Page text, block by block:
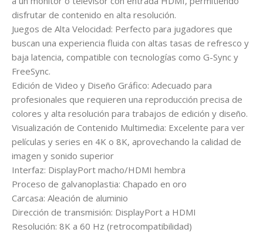
disfrutar de contenido en alta resolución.
Juegos de Alta Velocidad: Perfecto para jugadores que
buscan una experiencia fluida con altas tasas de refresco y
baja latencia, compatible con tecnologías como G-Sync y
FreeSync.
Edición de Video y Diseño Gráfico: Adecuado para
profesionales que requieren una reproducción precisa de
colores y alta resolución para trabajos de edición y diseño.
Visualización de Contenido Multimedia: Excelente para ver
películas y series en 4K o 8K, aprovechando la calidad de
imagen y sonido superior
Interfaz: DisplayPort macho/HDMI hembra
Proceso de galvanoplastia: Chapado en oro
Carcasa: Aleación de aluminio
Dirección de transmisión: DisplayPort a HDMI
Resolución: 8K a 60 Hz (retrocompatibilidad)